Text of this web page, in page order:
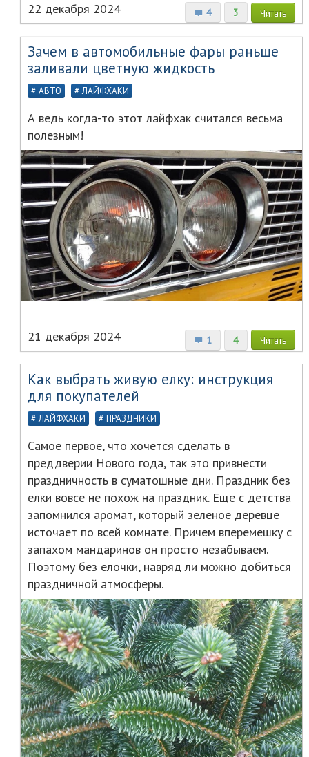
4 3 Читать
22 декабря 2024
Зачем в автомобильные фары раньше
заливали цветную жидкость
АВТО ЛАЙФХАКИ
А ведь когда-то этот лайфхак считался весьма
полезным!
1 4 Читать
21 декабря 2024
Как выбрать живую елку: инструкция
для покупателей
ЛАЙФХАКИ ПРАЗДНИКИ
Самое первое, что хочется сделать в
преддверии Нового года, так это привнести
праздничность в суматошные дни. Праздник без
елки вовсе не похож на праздник. Еще с детства
запомнился аромат, который зеленое деревце
источает по всей комнате. Причем вперемешку с
запахом мандаринов он просто незабываем.
Поэтому без елочки, навряд ли можно добиться
праздничной атмосферы.